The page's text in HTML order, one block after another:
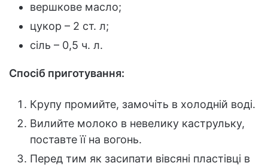
вершкове масло;
цукор – 2 ст. л;
сіль – 0,5 ч. л.
Спосіб приготування:
Крупу промийте, замочіть в холодній воді.
Вилийте молоко в невелику каструльку,
поставте її на вогонь.
Перед тим як засипати вівсяні пластівці в